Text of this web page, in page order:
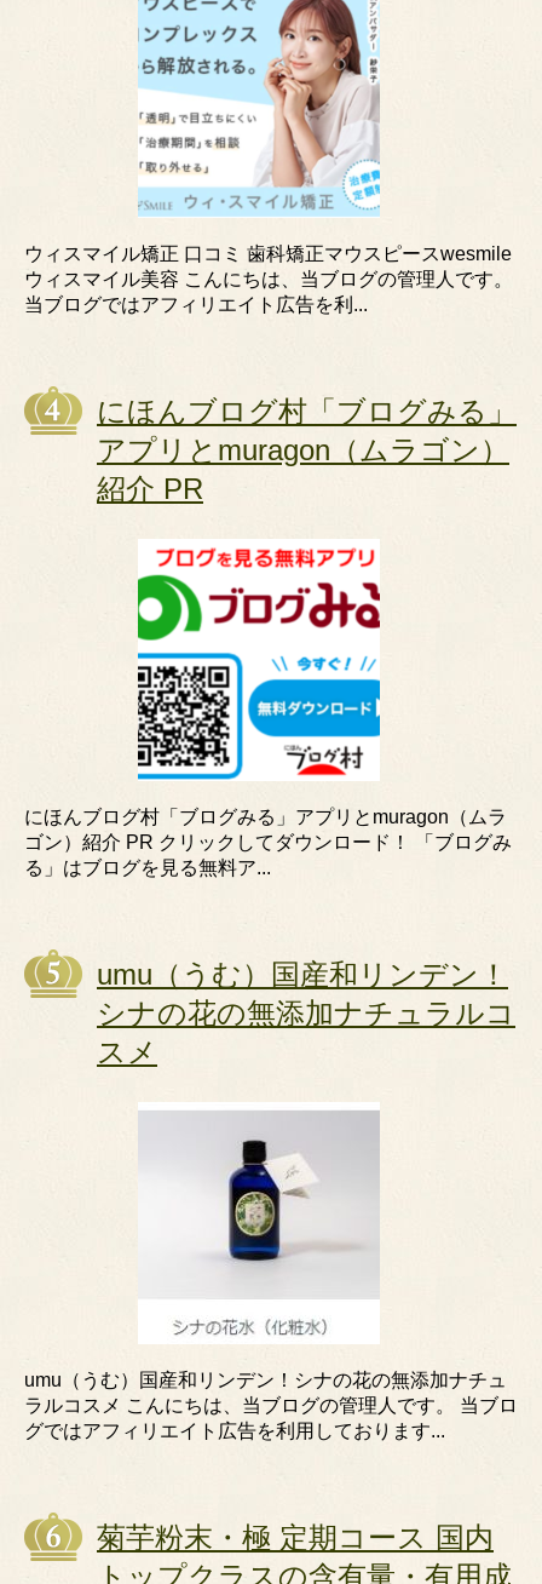
ウィスマイル矯正 口コミ 歯科矯正マウスピースwesmile
ウィスマイル美容 こんにちは、当ブログの管理人です。
当ブログではアフィリエイト広告を利...
にほんブログ村「ブログみる」
アプリとmuragon（ムラゴン）
紹介 PR
にほんブログ村「ブログみる」アプリとmuragon（ムラ
ゴン）紹介 PR クリックしてダウンロード！ 「ブログみ
る」はブログを見る無料ア...
umu（うむ）国産和リンデン！
シナの花の無添加ナチュラルコ
スメ
umu（うむ）国産和リンデン！シナの花の無添加ナチュ
ラルコスメ こんにちは、当ブログの管理人です。 当ブロ
グではアフィリエイト広告を利用しております...
菊芋粉末・極 定期コース 国内
トップクラスの含有量・有用成